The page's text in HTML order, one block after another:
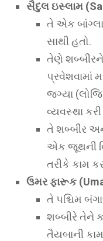
સૈદુલ ઇસ્લામ
તે એક
સાથી હતો.
તેણે શબ્બીરને
પ્રવેશવામાં
જગ્યા
વ્યવસ્થા કરી
તે શબ્બીર
એક જૂથની
તરીકે કામ
ઉમર ફારૂક
તે પશ્ચિમ
શબ્બીરે તેને
તૈયબાની